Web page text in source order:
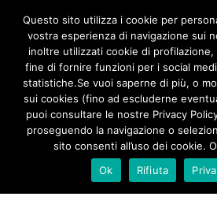
MARE ANTICO
GROSSO
Questo sito utilizza i cookie per
vostra esperienza di navigazione sui
inoltre utilizzati cookie di
fine di fornire funzioni per i social
statistiche.Se vuoi saperne di più, o
sui cookies (fino ad escluderne
puoi consultare le nostre Privacy
proseguendo la navigazione o
sito consenti all’uso dei cookie.
Ok
Rifiuta